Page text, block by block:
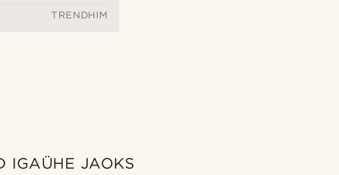
TRENDHIM
IGAÜHE JAOKS